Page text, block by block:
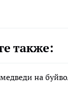
также:
на